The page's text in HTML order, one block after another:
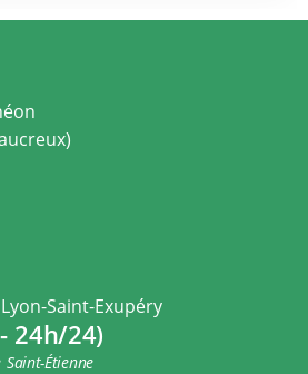
Saint-Exupéry
24h/24)
Étienne